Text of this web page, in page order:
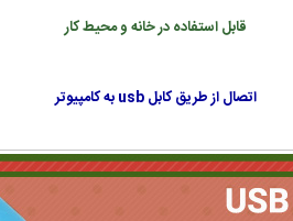
قابل استفاده در خانه و محیط کار
اتصال از طریق کابل usb به کامپیوتر